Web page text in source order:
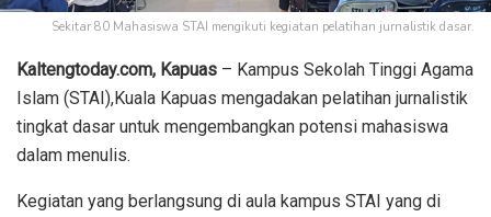
Sekitar 80 Mahasiswa STAI mengikuti kegiatan pelatihan jurnalistik dasar.
Kaltengtoday.com, Kapuas – Kampus Sekolah Tinggi Agama
Islam (STAI),Kuala Kapuas mengadakan pelatihan jurnalistik
tingkat dasar untuk mengembangkan potensi mahasiswa
dalam menulis.
Kegiatan yang berlangsung di aula kampus STAI yang di